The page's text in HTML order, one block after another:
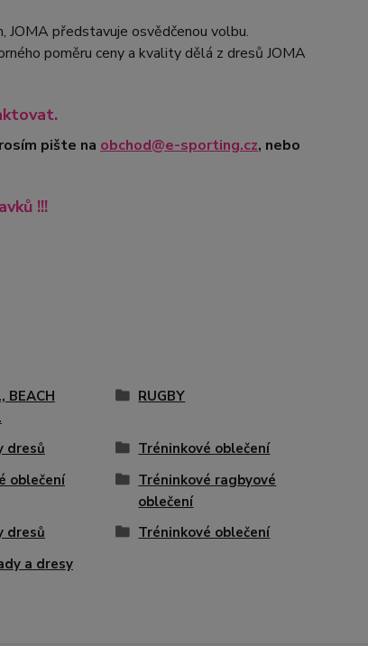
představuje osvědčenou volbu.
poměru ceny a kvality dělá z dresů JOMA
pište na obchod@e-sporting.cz, nebo
!!!
BEACH
RUGBY
dresů
Tréninkové oblečení
oblečení
Tréninkové ragbyové
oblečení
dresů
Tréninkové oblečení
a dresy